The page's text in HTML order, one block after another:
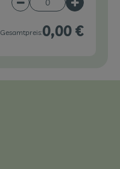
Artikelanzahl
Gesamtpreis:0,00 €